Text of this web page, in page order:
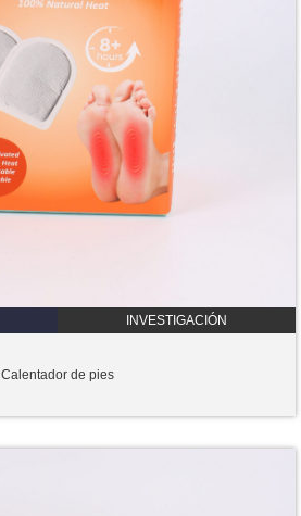
INVESTIGACIÓN
Calentador de pies